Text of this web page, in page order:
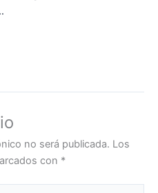
no será publicada. Los
con *